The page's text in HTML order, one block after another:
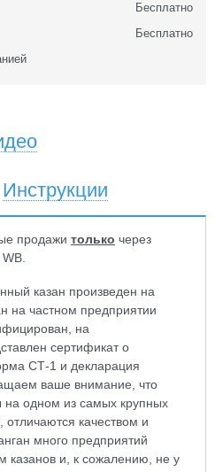
Бесплатно
Бесплатно
Инструкции
продажи только через
казан произведен на
на частном предприятии
на
сертификат о
СТ-1 и декларация
ваше внимание, что
одном из самых крупных
отличаются качеством и
много предприятий
казанов и, к сожалению, не у